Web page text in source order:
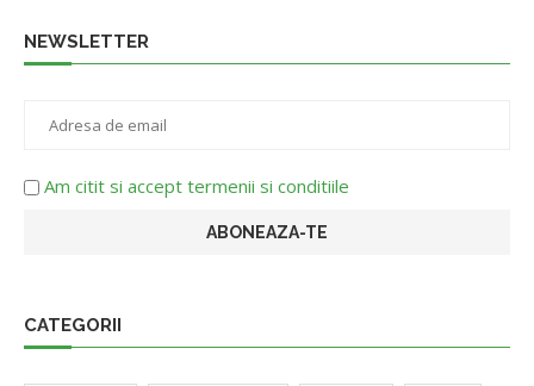
NEWSLETTER
Am citit si accept termenii si conditiile
CATEGORII